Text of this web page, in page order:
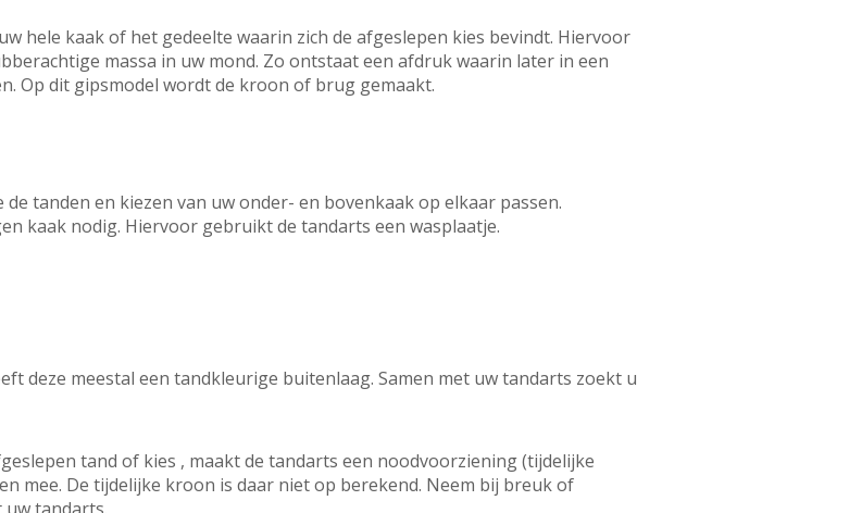
hele kaak of het gedeelte waarin zich de afgeslepen kies bevindt. Hiervoor
massa in uw mond. Zo ontstaat een afdruk waarin later in een
Op dit gipsmodel wordt de kroon of brug gemaakt.
tanden en kiezen van uw onder- en bovenkaak op elkaar passen.
kaak nodig. Hiervoor gebruikt de tandarts een wasplaatje.
deze meestal een tandkleurige buitenlaag. Samen met uw tandarts zoekt u
tand of kies , maakt de tandarts een noodvoorziening (tijdelijke
mee. De tijdelijke kroon is daar niet op berekend. Neem bij breuk of